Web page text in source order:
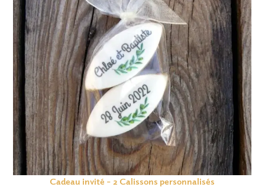
Cadeau invité – 2 Calissons personnalisés